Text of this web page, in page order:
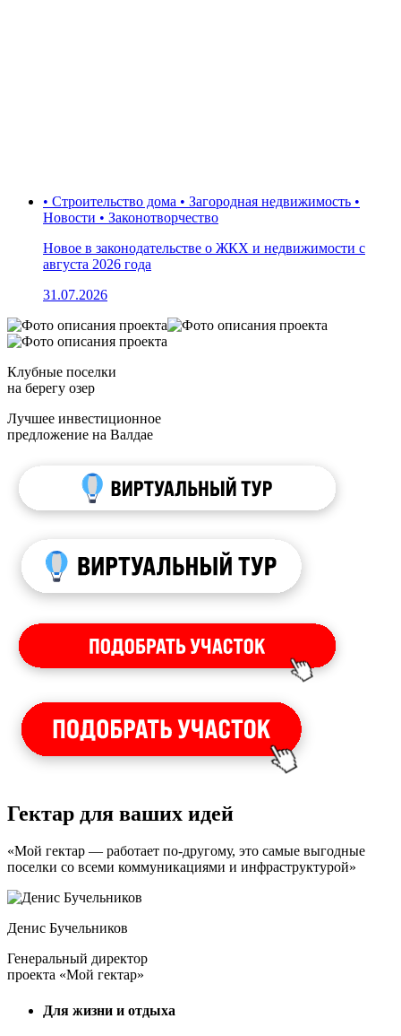
• Строительство дома • Загородная недвижимость •
Новости • Законотворчество
Новое в законодательстве о ЖКХ и недвижимости с
августа 2026 года
31.07.2026
Клубные поселки
на берегу озер
Лучшее инвестиционное
предложение на Валдае
Гектар для ваших идей
«Мой гектар — работает по-другому, это самые выгодные
поселки со всеми коммуникациями и инфраструктурой»
Денис Бучельников
Генеральный директор
проекта «Мой гектар»
Для жизни и отдыха